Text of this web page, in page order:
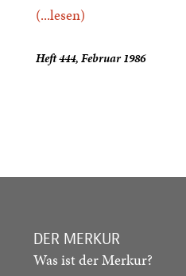
(...lesen)
Heft 444, Februar 1986
DER MERKUR
Was ist der Merkur?